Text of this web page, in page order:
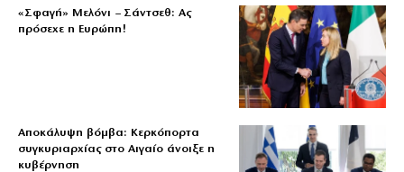
«Σφαγή» Μελόνι – Σάντσεθ: Ας
πρόσεχε η Ευρώπη!
Αποκάλυψη βόμβα: Κερκόπορτα
συγκυριαρχίας στο Αιγαίο άνοιξε η
κυβέρνηση